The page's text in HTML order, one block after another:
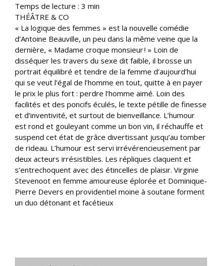
Temps de lecture : 3 min
THÉÂTRE & CO
« La logique des femmes » est la nouvelle comédie
d’Antoine Beauville, un peu dans la même veine que la
dernière, « Madame croque monsieur ! » Loin de
disséquer les travers du sexe dit faible, il brosse un
portrait équilibré et tendre de la femme d’aujourd’hui
qui se veut l’égal de l’homme en tout, quitte à en payer
le prix le plus fort : perdre l’homme aimé. Loin des
facilités et des poncifs éculés, le texte pétille de finesse
et d’inventivité, et surtout de bienveillance. L’humour
est rond et gouleyant comme un bon vin, il réchauffe et
suspend cet état de grâce divertissant jusqu’au tomber
de rideau. L’humour est servi irrévérencieusement par
deux acteurs irrésistibles. Les répliques claquent et
s’entrechoquent avec des étincelles de plaisir. Virginie
Stevenoot en femme amoureuse éplorée et Dominique-
Pierre Devers en providentiel moine à soutane forment
un duo détonant et facétieux